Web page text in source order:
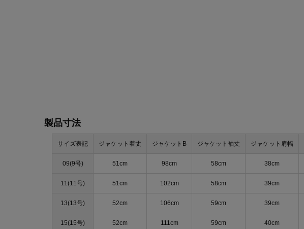
製品寸法
サイズ表記 ジャケット着丈 ジャケットB ジャケット袖丈 ジャケット肩幅
09(9号) 51cm 98cm 58cm 38cm
11(11号) 51cm 102cm 58cm 39cm
13(13号) 52cm 106cm 59cm 39cm
15(15号) 52cm 111cm 59cm 40cm